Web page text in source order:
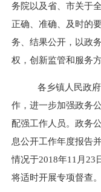
务院以及省、市关于
正确、准确、及时的
务、结果公开，以政
权，创新监管和服务
各乡镇人民政
作，进一步加强政务
配强工作人员。政务
息公开工作年度报告
情况于2018年11月23
将适时开展专项督查。